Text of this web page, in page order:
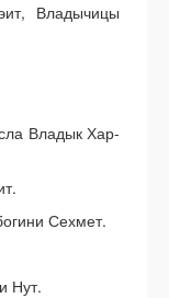
Владычицы
Владык Хар-
Сехмет.
Нут.